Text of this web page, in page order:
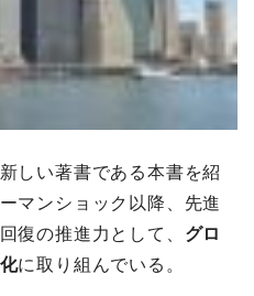
しい著書である本書を紹
マンショック以降、先進
復の推進力として、 グロ
に取り組んでいる。